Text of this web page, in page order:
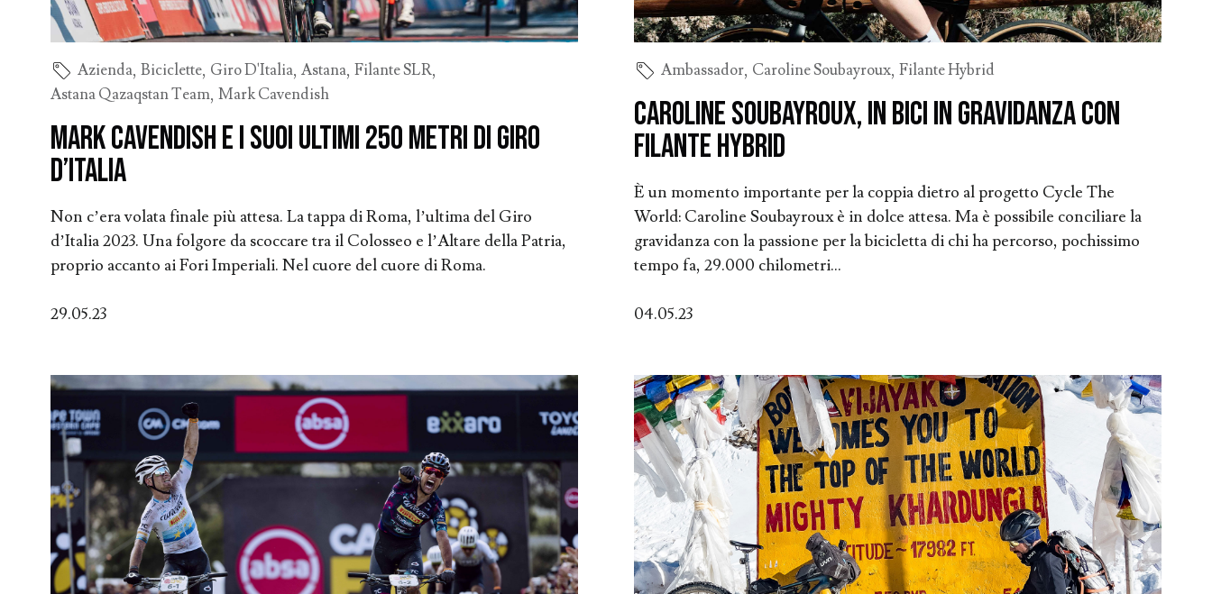
Azienda,Biciclette, Giro D'Italia,Astana,Filante SLR,
Astana Qazaqstan Team,Mark Cavendish
Mark Cavendish e i suoi ultimi 250 metri di Giro
d’Italia
Non c’era volata finale più attesa. La tappa di Roma, l’ultima del Giro
d’Italia 2023. Una folgore da scoccare tra il Colosseo e l’Altare della Patria,
proprio accanto ai Fori Imperiali. Nel cuore del cuore di Roma.
29.05.23
Ambassador, Caroline Soubayroux,Filante Hybrid
Caroline Soubayroux, in bici in gravidanza con
Filante Hybrid
È un momento importante per la coppia dietro al progetto Cycle The
World: Caroline Soubayroux è in dolce attesa. Ma è possibile conciliare la
gravidanza con la passione per la bicicletta di chi ha percorso, pochissimo
tempo fa, 29.000 chilometri...
04.05.23